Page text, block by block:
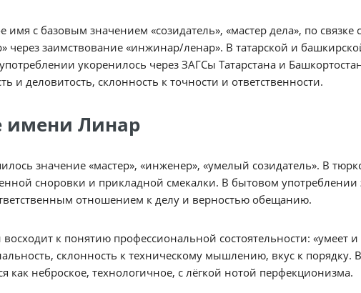
с базовым значением «созидатель», «мастер дела», по связке
через заимствование «инжинар/ленар». В татарской и
укоренилось через ЗАГСы Татарстана и
и деловитость, склонность к точности и ответственности.
имени Линар
значение «мастер», «инженер», «умелый созидатель». В
сноровки и прикладной смекалки. В бытовом употреблении
отношением к делу и верностью обещанию.
к понятию профессиональной состоятельности: «умеет и
склонность к техническому мышлению, вкус к порядку.
как неброское, технологичное, с лёгкой нотой перфекционизма.